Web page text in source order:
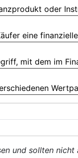
oder
eine
mit dem im
und sollten